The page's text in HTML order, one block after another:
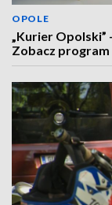
OPOLE
„Kurier Opolski”
Zobacz program